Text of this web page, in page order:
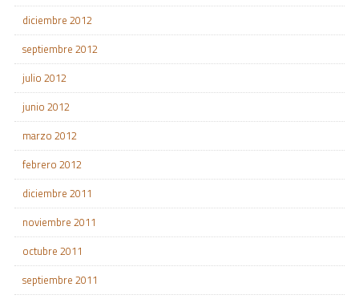
diciembre 2012
septiembre 2012
julio 2012
junio 2012
marzo 2012
febrero 2012
diciembre 2011
noviembre 2011
octubre 2011
septiembre 2011